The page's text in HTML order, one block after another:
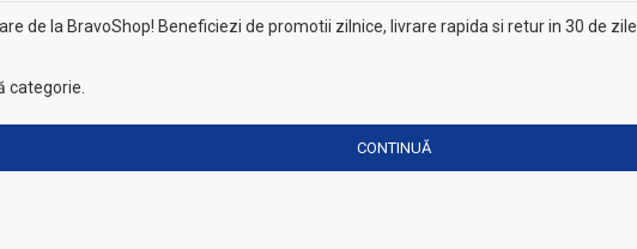
de la BravoShop! Beneficiezi de promotii zilnice, livrare rapida si retur in 30 de zile.
categorie.
CONTINUĂ